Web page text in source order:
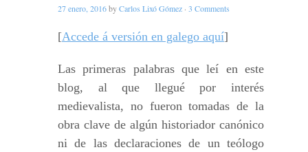
27 enero, 2016byCarlos Lixó Gómez · 3 Comments
[Accede á versión en galego aquí]
Las primeras palabras que leí en este
blog, al que llegué por interés
medievalista, no fueron tomadas de la
obra clave de algún historiador canónico
ni de las declaraciones de un teólogo